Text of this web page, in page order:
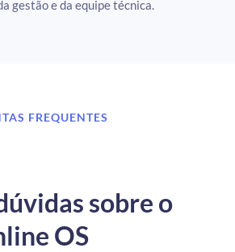
gestão e da equipe técnica.
FREQUENTES
sobre o
OS